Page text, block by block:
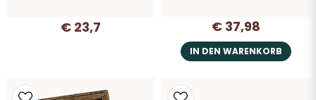
€ 23,7 € 37,98
IN DEN WARENKORB